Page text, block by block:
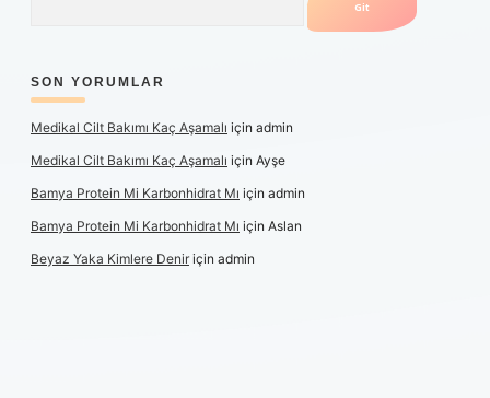
SON YORUMLAR
Medikal Cilt Bakımı Kaç Aşamalı için admin
Medikal Cilt Bakımı Kaç Aşamalı için Ayşe
Bamya Protein Mi Karbonhidrat Mı için admin
Bamya Protein Mi Karbonhidrat Mı için Aslan
Beyaz Yaka Kimlere Deniriçin admin